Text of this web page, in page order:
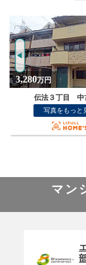
3,280万円
大阪市此花区西九条4
写真をもっと
マン